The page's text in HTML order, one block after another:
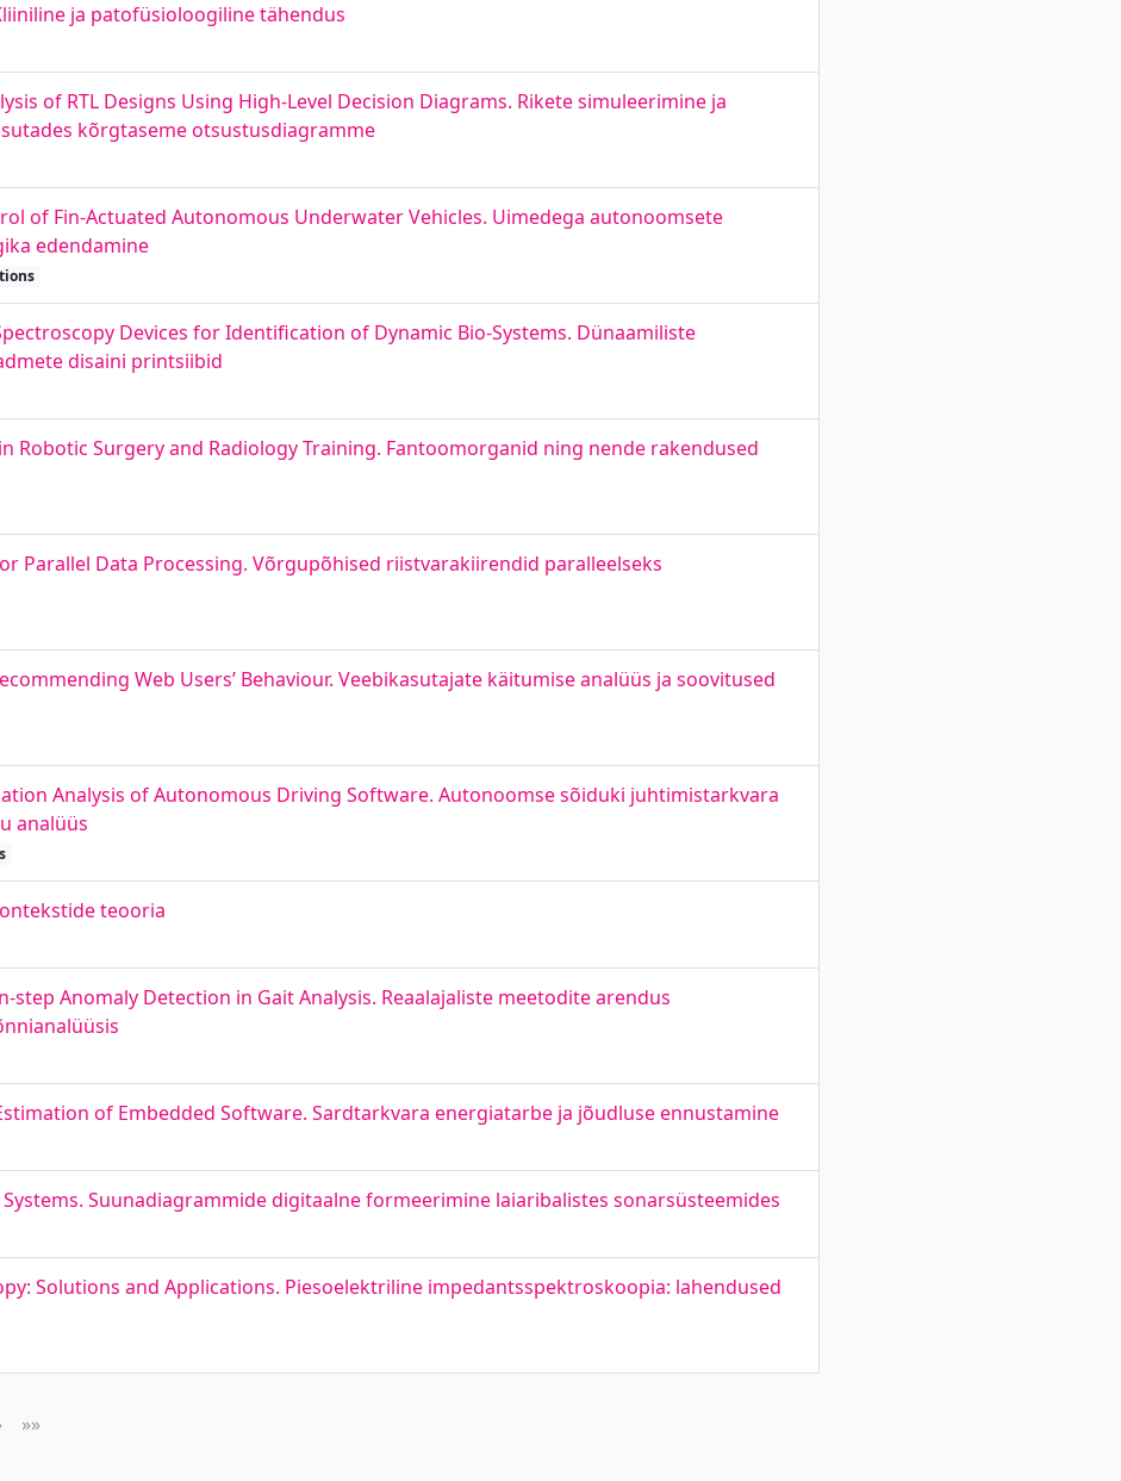
ja patofüsioloogiline tähendus
of RTL Designs Using High-Level Decision Diagrams. Rikete simuleerimine ja
kõrgtaseme otsustusdiagramme
of Fin-Actuated Autonomous Underwater Vehicles. Uimedega autonoomsete
edendamine
Devices for Identification of Dynamic Bio‐Systems. Dünaamiliste
disaini printsiibid
Robotic Surgery and Radiology Training. Fantoomorganid ning nende rakendused
Parallel Data Processing. Võrgupõhised riistvarakiirendid paralleelseks
Web Users’ Behaviour. Veebikasutajate käitumise analüüs ja soovitused
Analysis of Autonomous Driving Software. Autonoomse sõiduki juhtimistarkvara
analüüs
teooria
Anomaly Detection in Gait Analysis. Reaalajaliste meetodite arendus
of Embedded Software. Sardtarkvara energiatarbe ja jõudluse ennustamine
Suunadiagrammide digitaalne formeerimine laiaribalistes sonarsüsteemides
Solutions and Applications. Piesoelektriline impedantsspektroskoopia: lahendused
Next
»»